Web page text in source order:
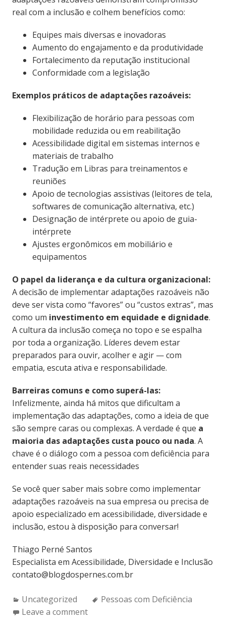
real com a inclusão e colhem benefícios como:
Equipes mais diversas e inovadoras
Aumento do engajamento e da produtividade
Fortalecimento da reputação institucional
Conformidade com a legislação
Exemplos práticos de adaptações razoáveis:
Flexibilização de horário para pessoas com
mobilidade reduzida ou em reabilitação
Acessibilidade digital em sistemas internos e
materiais de trabalho
Tradução em Libras para treinamentos e
reuniões
Apoio de tecnologias assistivas (leitores de tela,
softwares de comunicação alternativa, etc.)
Designação de intérprete ou apoio de guia-
intérprete
Ajustes ergonômicos em mobiliário e
equipamentos
O papel da liderança e da cultura organizacional:
A decisão de implementar adaptações razoáveis não
deve ser vista como “favores” ou “custos extras”, mas
como um investimento em equidade e dignidade.
A cultura da inclusão começa no topo e se espalha
por toda a organização. Líderes devem estar
preparados para ouvir, acolher e agir — com
empatia, escuta ativa e responsabilidade.
Barreiras comuns e como superá-las:
Infelizmente, ainda há mitos que dificultam a
implementação das adaptações, como a ideia de que
são sempre caras ou complexas. A verdade é que a
maioria das adaptações custa pouco ou nada. A
chave é o diálogo com a pessoa com deficiência para
entender suas reais necessidades
Se você quer saber mais sobre como implementar
adaptações razoáveis na sua empresa ou precisa de
apoio especializado em acessibilidade, diversidade e
inclusão, estou à disposição para conversar!
Thiago Perné Santos
Especialista em Acessibilidade, Diversidade e Inclusão
contato@blogdospernes.com.br
Categories:
Uncategorized Tags:
Pessoas com Deficiência
Leave a comment